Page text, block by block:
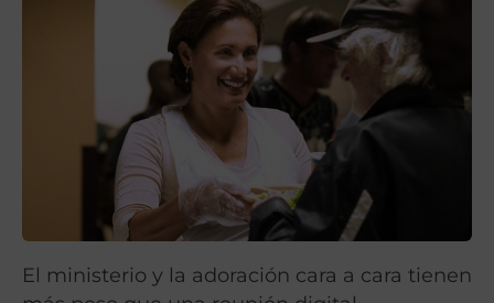
El ministerio y la adoración cara a cara tienen